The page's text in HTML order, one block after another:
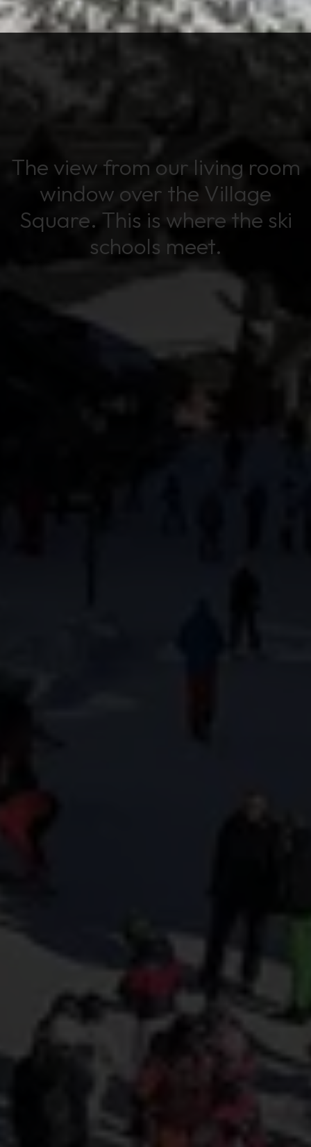
The view from our living room
window over the Village
Square. This is where the ski
schools meet.